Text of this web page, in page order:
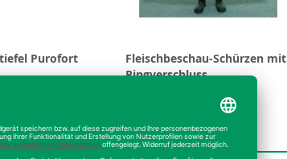
Purofort
Fleischbeschau-Schürzen mit
Ringverschluss
ab72,59 €